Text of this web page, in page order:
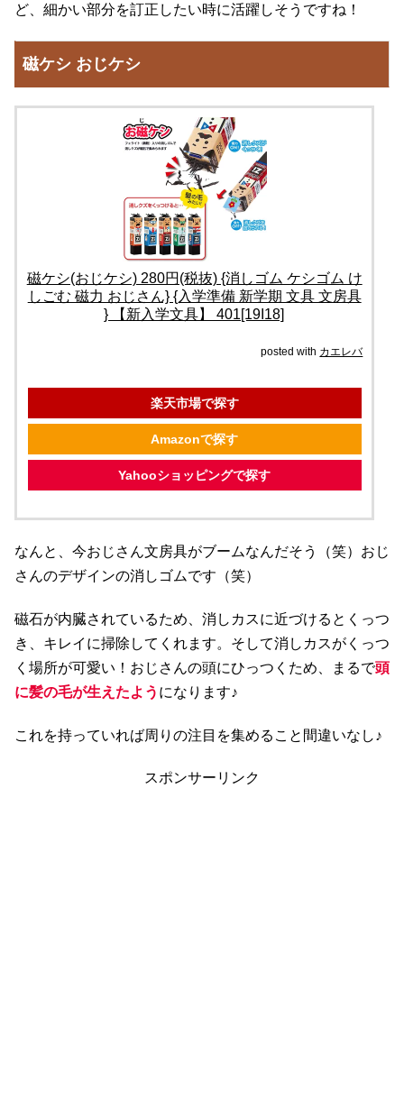
ど、細かい部分を訂正したい時に活躍しそうですね！
磁ケシ おじケシ
磁ケシ(おじケシ) 280円(税抜) {消しゴム ケシゴム け
しごむ 磁力 おじさん} {入学準備 新学期 文具 文房具
} 【新入学文具】 401[19I18]
posted with カエレバ
楽天市場で探す
Amazonで探す
Yahooショッピングで探す
なんと、今おじさん文房具がブームなんだそう（笑）おじ
さんのデザインの消しゴムです（笑）
磁石が内臓されているため、消しカスに近づけるとくっつ
き、キレイに掃除してくれます。そして消しカスがくっつ
く場所が可愛い！おじさんの頭にひっつくため、まるで頭
に髪の毛が生えたよう になります♪
これを持っていれば周りの注目を集めること間違いなし♪
スポンサーリンク